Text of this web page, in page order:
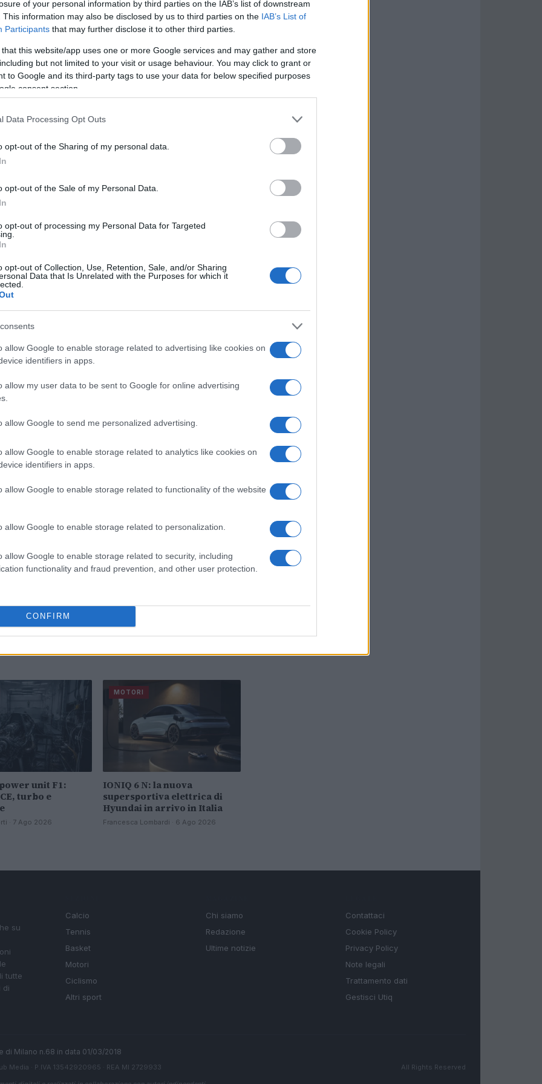
of your personal information by third parties on the IAB’s list of downstream
This information may also be disclosed by us to third parties on the IAB’s List of
Participants that may further disclose it to other third parties.
that this website/app uses one or more Google services and may gather and store
but not limited to your visit or usage behaviour. You may click to grant or
to Google and its third-party tags to use your data for below specified purposes
consent section.
Data Processing Opt Outs
opt-out of the Sharing of my personal data.
opt-out of the Sale of my Personal Data.
opt-out of processing my Personal Data for Targeted
opt-out of Collection, Use, Retention, Sale, and/or Sharing
Data that Is Unrelated with the Purposes for which it
allow Google to enable storage related to advertising like cookies on
identifiers in apps.
allow my user data to be sent to Google for online advertising
allow Google to send me personalized advertising.
allow Google to enable storage related to analytics like cookies on
identifiers in apps.
allow Google to enable storage related to functionality of the website
allow Google to enable storage related to personalization.
allow Google to enable storage related to security, including
functionality and fraud prevention, and other user protection.
CONFIRM
stato in grado di fornirci informazioni
il motore Mercedes. Ti rendi subito
dieci anni, la sua esperienza balza
lavora bene e se è competitiva come
per Sergio in ottica prossima stagione”
unit F1:
turbo e
· 7 Ago 2026
MOTORI
IONIQ 6 N: la nuova
supersportiva elettrica di
Hyundai in arrivo in Italia
Francesca Lombardi · 6 Ago 2026
su
tutte
di
Calcio
Tennis
Basket
Motori
Ciclismo
Altri sport
Chi siamo
Redazione
Ultime notizie
Contattaci
Cookie Policy
Privacy Policy
Note legali
Trattamento dati
Gestisci Utiq
Milano n.68 in data 01/03/2018
Media · P.IVA 13542920965 · REA MI 2729933
All Rights Reserved